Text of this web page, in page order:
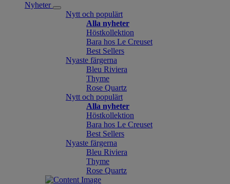
Nyheter
Nytt och populärt
Alla nyheter
Höstkollektion
Bara hos Le Creuset
Best Sellers
Nyaste färgerna
Bleu Riviera
Thyme
Rose Quartz
Nytt och populärt
Alla nyheter
Höstkollektion
Bara hos Le Creuset
Best Sellers
Nyaste färgerna
Bleu Riviera
Thyme
Rose Quartz